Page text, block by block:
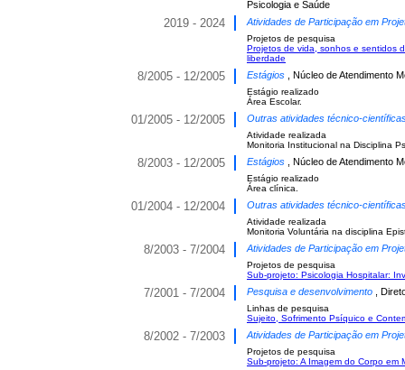
Psicologia e Saúde
2019 - 2024 Atividades de Participação em
Projetos de pesquisa
Projetos de vida, sonhos e sentidos
liberdade
8/2005 - 12/2005 Estágios , Núcleo de Atendimento
Estágio realizado
Área Escolar.
01/2005 - 12/2005 Outras atividades técnico-
Atividade realizada
Monitoria Institucional na Disciplina
8/2003 - 12/2005 Estágios , Núcleo de Atendimento
Estágio realizado
Área clínica.
01/2004 - 12/2004 Outras atividades técnico-
Atividade realizada
Monitoria Voluntária na disciplina
8/2003 - 7/2004 Atividades de Participação em
Projetos de pesquisa
Sub-projeto: Psicologia Hospitalar:
7/2001 - 7/2004 Pesquisa e desenvolvimento ,
Linhas de pesquisa
Sujeito, Sofrimento Psíquico e
8/2002 - 7/2003 Atividades de Participação em
Projetos de pesquisa
Sub-projeto: A Imagem do Corpo em